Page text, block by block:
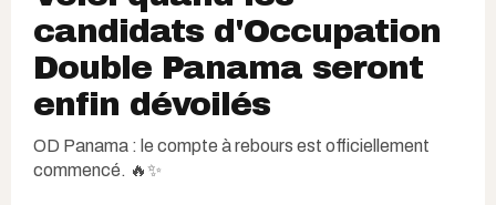
candidats d'Occupation
Double Panama seront
enfin dévoilés
OD Panama : le compte à rebours est officiellement
commencé. 🔥✨